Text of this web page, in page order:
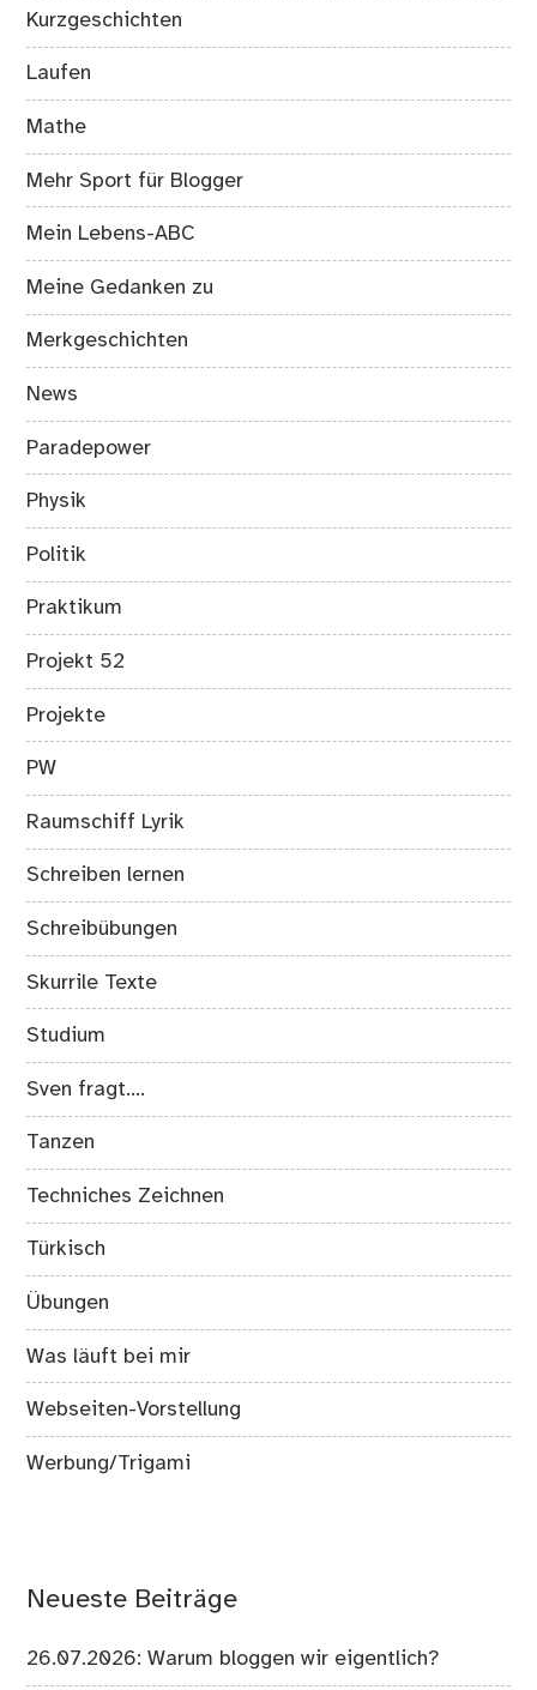
Kurzgeschichten
Laufen
Mathe
Mehr Sport für Blogger
Mein Lebens-ABC
Meine Gedanken zu
Merkgeschichten
News
Paradepower
Physik
Politik
Praktikum
Projekt 52
Projekte
PW
Raumschiff Lyrik
Schreiben lernen
Schreibübungen
Skurrile Texte
Studium
Sven fragt….
Tanzen
Techniches Zeichnen
Türkisch
Übungen
Was läuft bei mir
Webseiten-Vorstellung
Werbung/Trigami
Neueste Beiträge
26.07.2026: Warum bloggen wir eigentlich?